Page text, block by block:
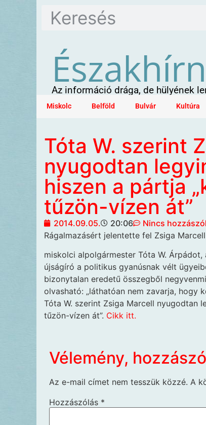
Az információ drága, de hülyének
Miskolc Belföld Bulvár Kultúra
Tóta W. szerint
nyugodtan
hiszen a pártja
tűzön-vízen át”
2014.09.05. 20:06
Nincs
Rágalmazásért jelentette fel Zsiga
miskolci alpolgármester Tóta W.
újságíró a politikus gyanúsnak vélt
bizonytalan eredetű összegből
olvasható: „láthatóan nem zavarja, hogy
Tóta W. szerint Zsiga Marcell nyugodtan
tűzön-vízen át”. Cikk itt.
Vélemény,
Az e-mail címet nem tesszük közzé. A
Hozzászólás *